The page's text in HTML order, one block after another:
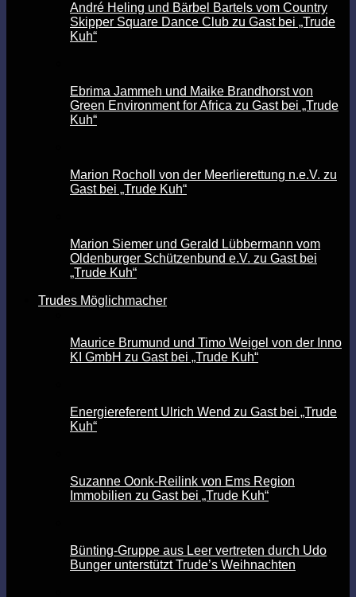
André Heling und Bärbel Bartels vom Country
Skipper Square Dance Club zu Gast bei „Trude
Kuh“
Ebrima Jammeh und Maike Brandhorst von
Green Environment for Africa zu Gast bei „Trude
Kuh“
Marion Rocholl von der Meerlierettung n.e.V. zu
Gast bei „Trude Kuh“
Marion Siemer und Gerald Lübbermann vom
Oldenburger Schützenbund e.V. zu Gast bei
„Trude Kuh“
Trudes Möglichmacher
Maurice Brumund und Timo Weigel von der Inno
KI GmbH zu Gast bei „Trude Kuh“
Energiereferent Ulrich Wend zu Gast bei „Trude
Kuh“
Suzanne Oonk-Reilink von Ems Region
Immobilien zu Gast bei „Trude Kuh“
Bünting-Gruppe aus Leer vertreten durch Udo
Bunger unterstützt Trude’s Weihnachten